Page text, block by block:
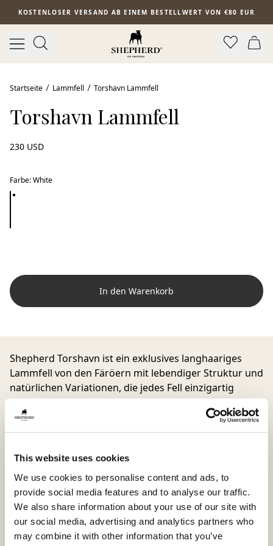
This website uses cookies
We use cookies to personalise content and ads, to
provide social media features and to analyse our traffic.
We also share information about your use of our site with
our social media, advertising and analytics partners who
may combine it with other information that you’ve
Zum Hauptinhalt springen
KOSTENLOSER VERSAND AB EINEM BESTELLWERT VON €80 EUR
Startseite Lammfell Torshavn Lammfell
Torshavn Lammfell
230 USD
Farbe:White
In den Warenkorb
Shepherd Torshavn ist ein exklusives langhaariges
Lammfell von den Färöern mit lebendiger Struktur und
natürlichen Variationen, die jedes Fell einzigartig
machen. Das weiche und anschmiegsame Lammfell
verleiht dem Zuhause eine harmonische und zeitlose
Ausstrahlung.
Mit einer Größe von ca. 95 x 60 cm lässt sich Torshavn
vielseitig einsetzen. Drapieren Sie es über einen Stuhl
im Wohnzimmer, nutzen Sie es als dekoratives Detail
auf einer Bank im Flur oder schaffen Sie eine
gemütliche und entspannte Atmosphäre im
Wintergarten oder geschützten Außenbereich.